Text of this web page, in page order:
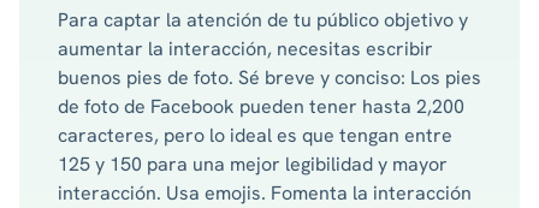
Para captar la atención de tu público objetivo y
aumentar la interacción, necesitas escribir
buenos pies de foto. Sé breve y conciso: Los pies
de foto de Facebook pueden tener hasta 2,200
caracteres, pero lo ideal es que tengan entre
125 y 150 para una mejor legibilidad y mayor
interacción. Usa emojis. Fomenta la interacción